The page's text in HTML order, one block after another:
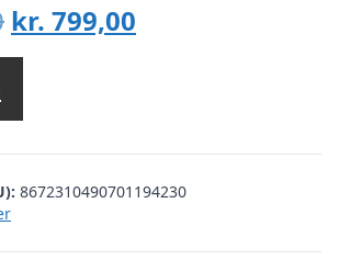
Den
oprindelige
var:
kr. 1.299,00.
kr. 799,00
kr. 799,00.
8672310490701194230